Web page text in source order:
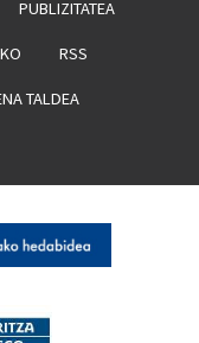
PUBLIZITATEA
RSS
TALDEA